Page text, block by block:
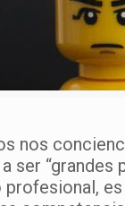
nos
ser